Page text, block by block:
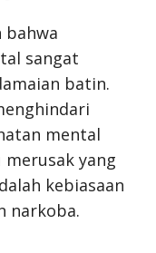
bahwa
sangat
batin.
mental
yang
kebiasaan
narkoba.